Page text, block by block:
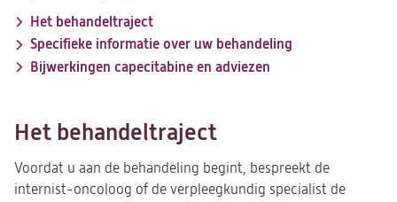
Het behandeltraject
Specifieke informatie over uw behandeling
Bijwerkingen capecitabine en adviezen
Het behandeltraject
Voordat u aan de behandeling begint, bespreekt de
internist-oncoloog of de verpleegkundig specialist de